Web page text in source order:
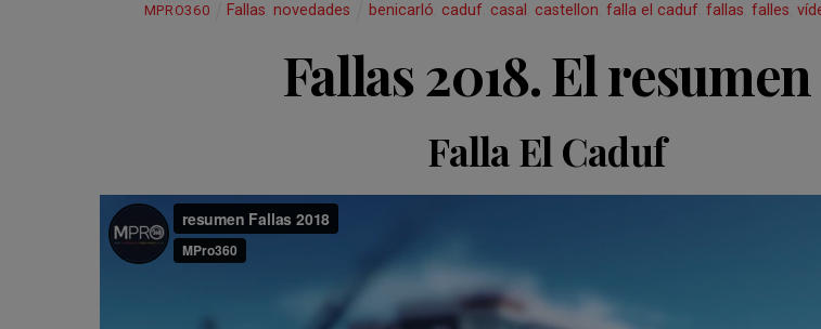
MPRO360 Fallas novedades benicarló caduf, casal castellon falla el caduf, fallas falles
Fallas 2018. El resumen
Falla El Caduf